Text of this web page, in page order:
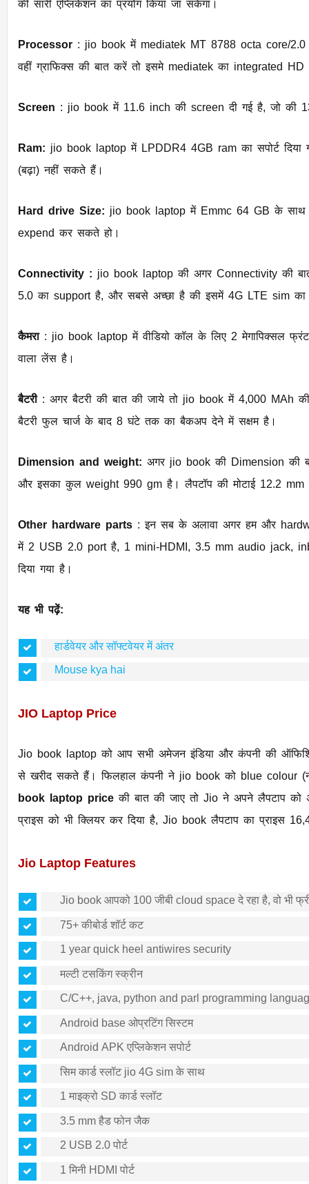
की सारी एप्लिकेशन का प्रयोग किया जा सकेगा।
Processor : jio book में mediatek MT 8788 octa core/2.0
वहीं ग्राफिक्स की बात करें तो इसमे mediatek का integrated HD
Screen : jio book में 11.6 inch की screen दी गई है, जो
Ram: jio book laptop में LPDDR4 4GB ram का सपोर्ट
(बढ़ा) नहीं सकते हैं।
Hard drive Size: jio book laptop में Emmc 64 GB के
expend कर सकते हो।
Connectivity : jio book laptop की अगर Connectivity की
5.0 का support है, और सबसे अच्छा है की इसमें 4G LTE sim का
कैमरा : jio book laptop में वीडियो कॉल के लिए 2 मेगापिक्सल फ्रंट
वाला लेंस है।
बैटरी : अगर बैटरी की बात की जाये तो ​jio book में 4,000 MAh
बैटरी फुल चार्ज के बाद 8 घंटे तक का बैकअप देने में सक्षम है।
Dimension and weight: अगर jio book की Dimension की
और इसका कुल weight 990 gm है। लैपटॉप की मोटाई 12.2 mm
Other hardware parts : इन सब के अलावा अगर हम और
में 2 USB 2.0 port है, 1 mini-HDMI, 3.5 mm audio jack,
दिया गया है।
यह भी पढ़ें:
हार्डवेयर और सॉफ्टवेयर में अंतर
Mouse kya hai
JIO Laptop Price
Jio book laptop को आप सभी अमेजन इंडिया और कंपनी की ऑफिशियल वेबसाइट तथा ऑफलाइन ​रिलांयस स्टोर
book laptop price की बात की जाए तो Jio ने अपने लैपटाप को अमेजन इंडिया पर सेल करने के बाद इसके
प्राइस को भी क्लियर कर दिया है, Jio book लैपटाप का प्राइस
Jio Laptop Features
Jio book आपको 100 जीबी cloud space दे रहा है, वो भी
75+ कीबोर्ड शॉर्ट कट
1 year quick heel antiwires security
मल्टी टसकिंग स्क्रीन
C/C++, java, python and parl programming
Android base ओप्रटिंग सिस्टम
Android APK एप्लिकेशन सपोर्ट
सिम कार्ड स्लॉट jio 4G sim के साथ
1 माइक्रो SD कार्ड स्लॉट
3.5 mm हैड फोन जैक
2 USB 2.0 पोर्ट
1 मिनी HDMI पोर्ट